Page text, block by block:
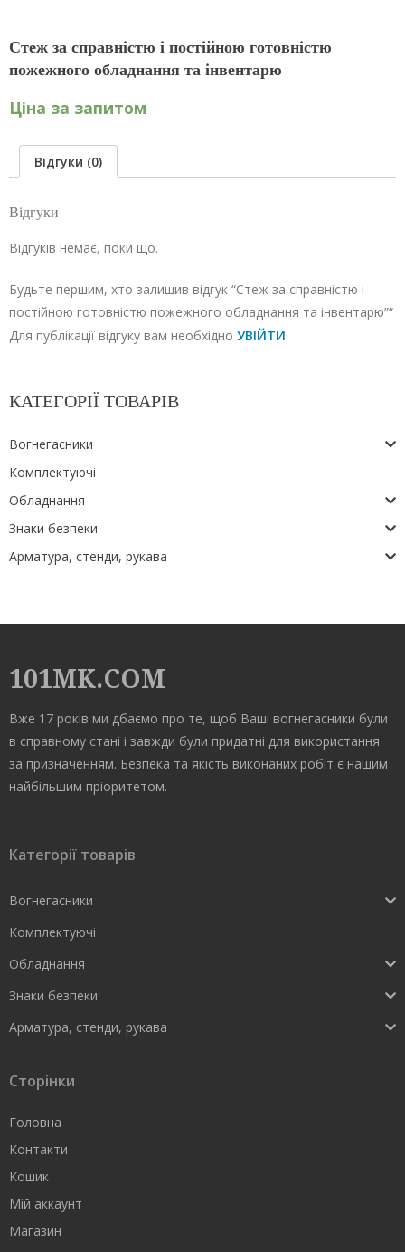
Стеж за справністю і постійною готовністю
пожежного обладнання та інвентарю
Ціна за запитом
Відгуки (0)
Відгуки
Відгуків немає, поки що.
Будьте першим, хто залишив відгук “Стеж за справністю і
постійною готовністю пожежного обладнання та інвентарю”“
Для публікації відгуку вам необхідно УВІЙТИ.
КАТЕГОРІЇ ТОВАРІВ
Вогнегасники
Комплектуючі
Обладнання
Знаки безпеки
Арматура, стенди, рукава
101MK.COM
Вже 17 років ми дбаємо про те, щоб Ваші вогнегасники були
в справному стані і завжди були придатні для використання
за призначенням. Безпека та якість виконаних робіт є нашим
найбільшим пріоритетом.
Категорії товарів
Вогнегасники
Комплектуючі
Обладнання
Знаки безпеки
Арматура, стенди, рукава
Сторінки
Головна
Контакти
Кошик
Мій аккаунт
Магазин